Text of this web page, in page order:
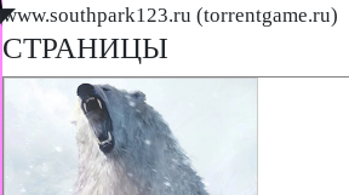
www.southpark123.ru (torrentgame.ru)
◤
СТРАНИЦЫ